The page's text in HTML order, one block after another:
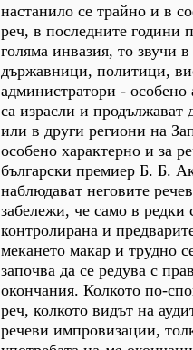
настанило се трайно и в
реч, в последните години
голяма инвазия, то звучи
държавници, политици,
администратори - особено
са израсли и
или в други региони на
особено характерно и за
български премиер Б. Б.
наблюдават неговите
забележи, че само в редки
контролирана и
мекането макар и трудно
започва да се редува с
окончания. Колкото по-
реч, колкото видът на
речеви импровизации,